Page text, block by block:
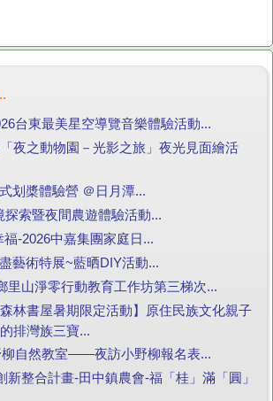
台東最美星空導覽音樂體驗活動...
夜之動物園－光影之旅」夜光見面繪活
划槳體驗營 ＠日月潭...
探索暨夜間農遊體驗活動...
福-2026中嘉集團家庭日...
藝術特展~藍晒DIY活動...
里山淨零行動教育工作坊第三梯次...
林書屋暑期限定活動】原住民族文化親子
排灣族三寶...
柳自然教室——夜訪小野柳報名表...
新整合計畫-田中鎮農會-福「桂」滿「圓」